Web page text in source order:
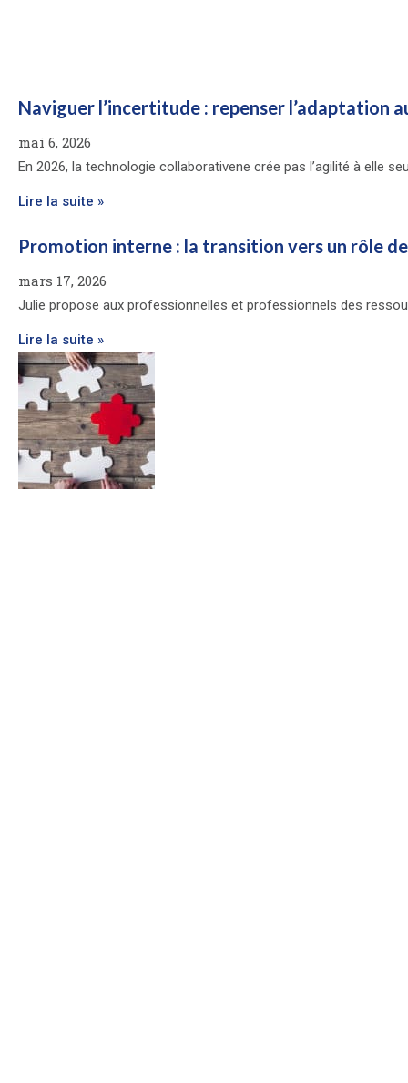
Naviguer l’incertitude : repenser l’adaptation
mai 6, 2026
En 2026, la technologie collaborativene crée pas l’agilité à elle
Lire la suite »
Promotion interne : la transition vers un rôle
mars 17, 2026
Julie propose aux professionnelles et professionnels des
Lire la suite »